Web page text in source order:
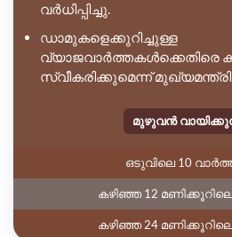
വർധിപ്പിച്ചു.
ഡാമുകളെക്കുറിച്ചുള്ള
വ്യാജവാർത്തകൾക്കെതിരെ
സ്വീകരിക്കുമെന്ന് മുഖ്യമന്ത്രി
മുഴുവൻ
ഒടുവിലെ 10
കഴിഞ്ഞ 12
കഴിഞ്ഞ 24